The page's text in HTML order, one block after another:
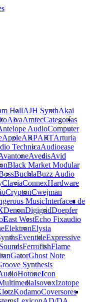
HallAJH SynthAkai
AlvaAmtec
Audio
AppleARPARTArturia
TechnicaAudioease
AvedisAvid
Black Market Modular
BuchlaBuzz Audio
ClaviaConnex
CryptonCwejman
Music
DenonDigigridDoepfer
East WestEcho Fix
ElektronElysia
EventideExpressive
FerrofishFlame
GatorGhost Note
Synthesis
HotoneIcon
IsovoxIzotope
Kodamo
Categorías
Computer
Hardware
Interfaces de
audio
Coversores